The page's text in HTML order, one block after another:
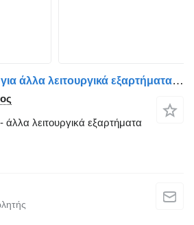
Ημιρυμουλκούμενο για άλλα λειτουργικά εξαρτήματα Gyro Tables
άλλα λειτουργικά εξαρτήματα